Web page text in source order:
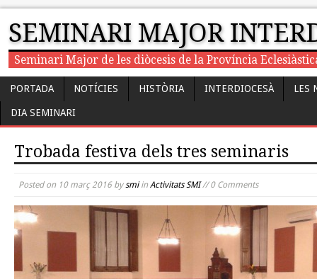
SEMINARI MAJOR
Seminari Major de les diòcesis de la Província
PORTADA NOTÍCIES HISTÒRIA INTERDIOCESÀ LES
DIA SEMINARI
Trobada festiva dels tres seminaris
Posted on 10 març 2016bysmiin Activitats SMI// 0 Comments